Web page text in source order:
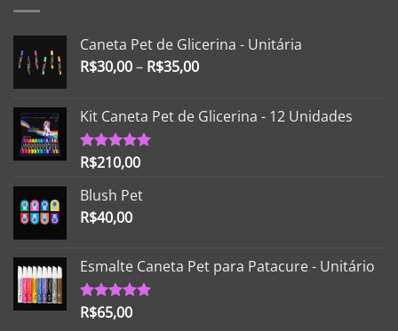
Caneta Pet de Glicerina - Unitária
R$30,00– R$35,00
Kit Caneta Pet de Glicerina - 12 Unidades
Avaliação
R$210,00
Blush Pet
R$40,00
Esmalte Caneta Pet para Patacure - Unitário
Avaliação
R$65,00